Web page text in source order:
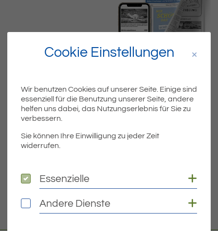
Dateiname ERIKW4916SEITEN.PDF
Dateityp
Cookie Einstellungen
Wir benutzen Cookies auf unserer Seite. Einige sind
essenziell für die Benutzung unserer Seite, andere
helfen uns dabei, das Nutzungserlebnis für Sie zu
verbessern.
Sie können Ihre Einwilligung zu jeder Zeit
widerrufen.
Essenzielle
Essenzielle
Andere Dienste
Andere Dienste